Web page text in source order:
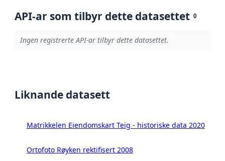
API-ar som tilbyr dette datasettet 0
Ingen registrerte API-ar tilbyr dette datasettet.
Liknande datasett
Matrikkelen Eiendomskart Teig - historiske data 2020
Ortofoto Røyken rektifisert 2008